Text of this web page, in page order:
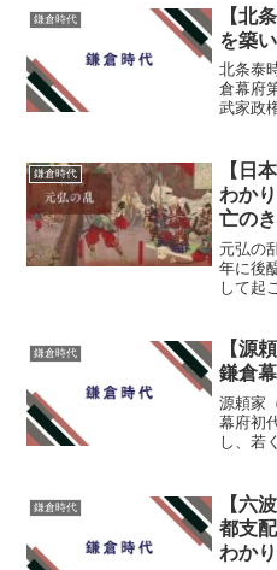
鎌倉時代
【北
を築
北条泰
倉幕府
武家政
法的
ます。
鎌倉時代
【日
わか
亡の
元弘の
年に後
して起
活躍
ました
鎌倉時代
【源
鎌倉
源頼家
幕府初
し、若
われ
家の短
鎌倉時代
【六
都支
わか